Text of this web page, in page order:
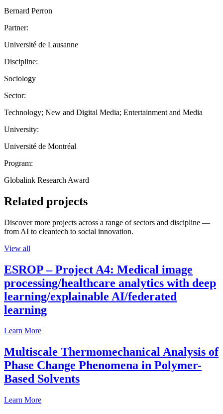
Bernard Perron
Partner:
Université de Lausanne
Discipline:
Sociology
Sector:
Technology; New and Digital Media; Entertainment and Media
University:
Université de Montréal
Program:
Globalink Research Award
Related projects
Discover more projects across a range of sectors and discipline —
from AI to cleantech to social innovation.
View all
ESROP – Project A4: Medical image
processing/healthcare analytics with deep
learning/explainable AI/federated
learning
Learn More
Multiscale Thermomechanical Analysis of
Phase Change Phenomena in Polymer-
Based Solvents
Learn More